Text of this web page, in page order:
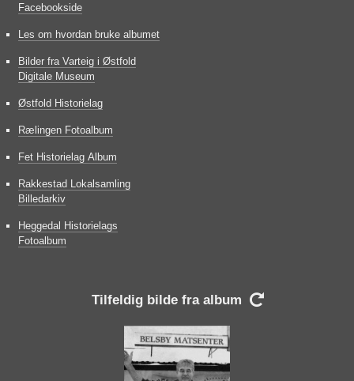
Facebookside
Les om hvordan bruke albumet
Bilder fra Varteig i Østfold
Digitale Museum
Østfold Historielag
Rælingen Fotoalbum
Fet Historielag Album
Rakkestad Lokalsamling
Billedarkiv
Heggedal Historielags
Fotoalbum
Tilfeldig bilde fra album 